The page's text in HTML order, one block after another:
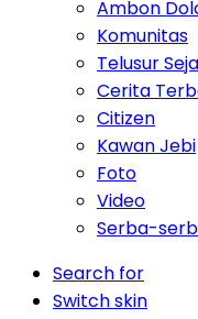
Ambon
Komunitas
Telusur
Cerita
Citizen
Kawan Jebi
Foto
Video
Serba-
Search for
Switch skin